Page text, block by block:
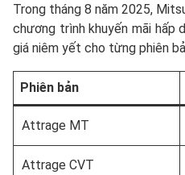
Trong tháng 8 năm 2025,
chương trình khuyến mãi hấp
giá niêm yết cho từng phiên
Phiên bản
Attrage MT
Attrage CVT